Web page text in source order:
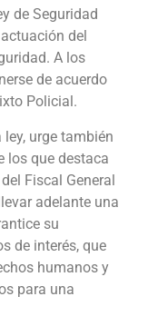
de Seguridad
del
A los
de acuerdo
Policial.
urge también
los que destaca
Fiscal General
adelante una
su
de interés, que
humanos y
para una